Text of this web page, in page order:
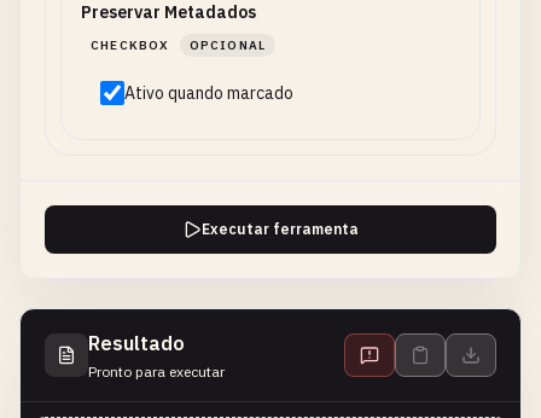
Preservar Metadados
CHECKBOX OPCIONAL
Ativo quando marcado
Executar ferramenta
Resultado
Pronto para executar